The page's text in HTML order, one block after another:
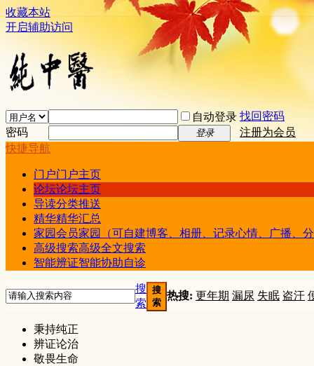
收藏本站
开启辅助访问
自动登录 找回密码
密码
登录
注册为会员
快捷导航
门户门户主页
论坛论坛主页
导读分类推送
精华精华汇总
家园会员家园（可自建博客、相册、记录心情、广播、
高级搜索高级全文搜索
智能辨证智能协助自诊
搜
索
搜
索
热搜: 更年期 漏尿 失眠 盗汗
秉持纯正
辨证论治
敬畏生命